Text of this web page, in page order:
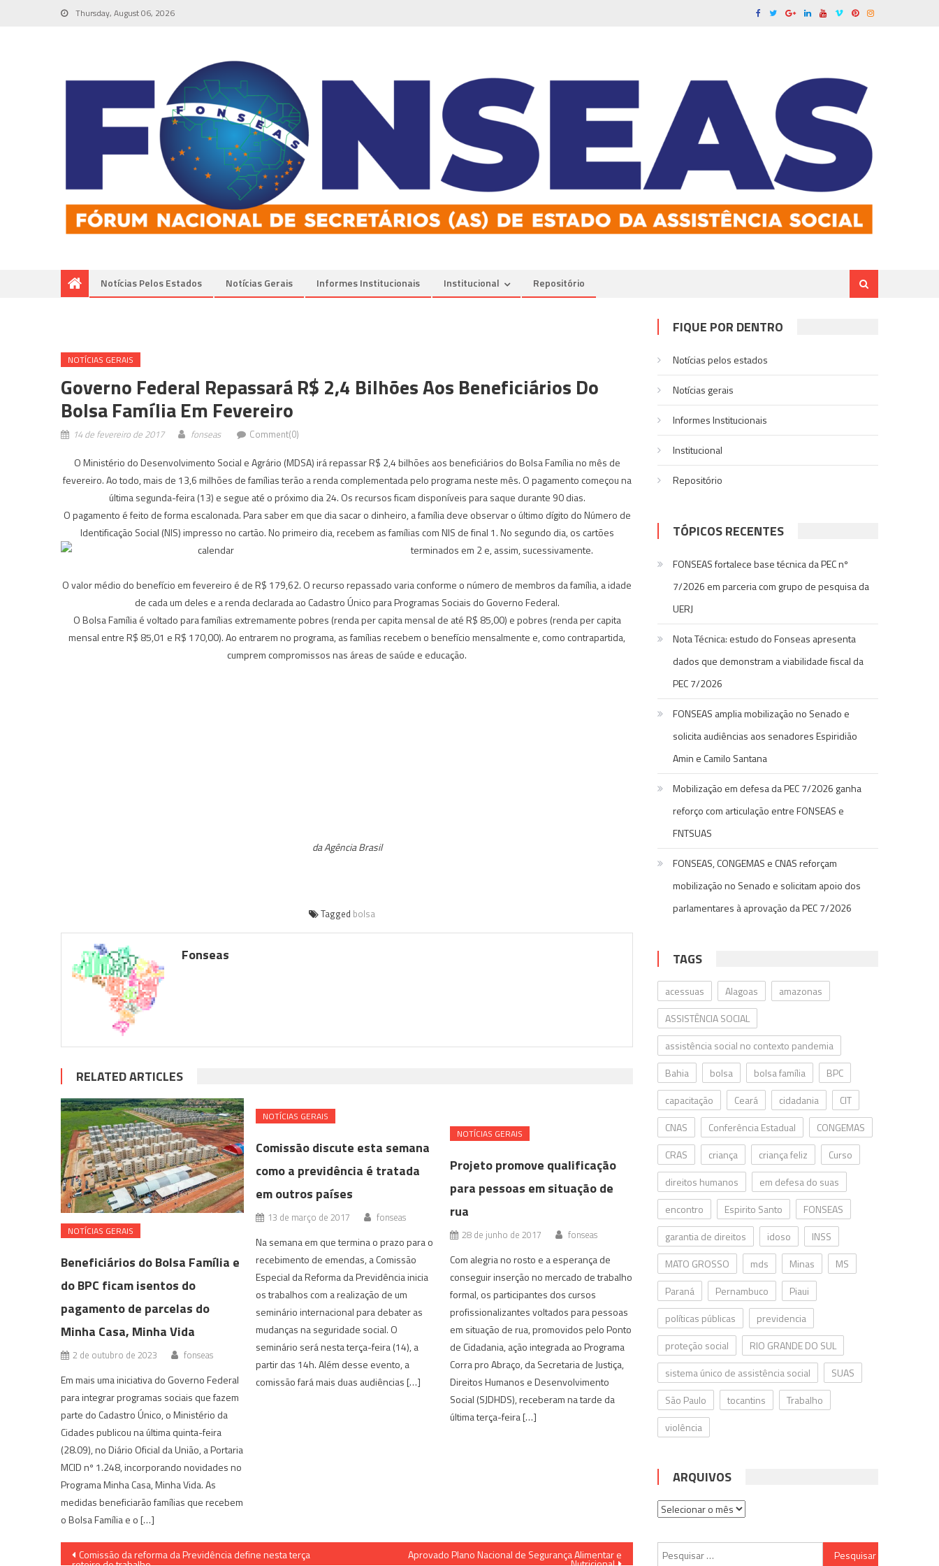
Thursday, August 06, 2026
Notícias Pelos Estados Notí­cias Gerais Informes Institucionais Institucional Repositório
NOTÍ­CIAS GERAIS
Governo Federal Repassará R$ 2,4 Bilhões Aos Beneficiários Do
Bolsa Família Em Fevereiro
14 de fevereiro de 2017 fonseas Comment(0)
O Ministério do Desenvolvimento Social e Agrário (MDSA) irá repassar R$ 2,4 bilhões aos beneficiários do Bolsa Família no mês de
fevereiro. Ao todo, mais de 13,6 milhões de famílias terão a renda complementada pelo programa neste mês. O pagamento começou na
última segunda-feira (13) e segue até o próximo dia 24. Os recursos ficam disponíveis para saque durante 90 dias.
O pagamento é feito de forma escalonada. Para saber em que dia sacar o dinheiro, a família deve observar o último dígito do Número de
Identificação Social (NIS) impresso no cartão. No primeiro dia, recebem as famílias com NIS de final 1. No segundo dia, os cartões
terminados em 2 e, assim, sucessivamente.
O valor médio do benefício em fevereiro é de R$ 179,62. O recurso repassado varia conforme o número de membros da família, a idade
de cada um deles e a renda declarada ao Cadastro Único para Programas Sociais do Governo Federal.
O Bolsa Família é voltado para famílias extremamente pobres (renda per capita mensal de até R$ 85,00) e pobres (renda per capita
mensal entre R$ 85,01 e R$ 170,00). Ao entrarem no programa, as famílias recebem o benefício mensalmente e, como contrapartida,
cumprem compromissos nas áreas de saúde e educação.
da Agência Brasil
Tagged bolsa
Fonseas
RELATED ARTICLES
NOTÍ­CIAS GERAIS
Beneficiários do Bolsa Família e
do BPC ficam isentos do
pagamento de parcelas do
Minha Casa, Minha Vida
2 de outubro de 2023 fonseas
Em mais uma iniciativa do Governo Federal
para integrar programas sociais que fazem
parte do Cadastro Único, o Ministério da
Cidades publicou na última quinta-feira
(28.09), no Diário Oficial da União, a Portaria
MCID nº 1.248, incorporando novidades no
Programa Minha Casa, Minha Vida. As
medidas beneficiarão famílias que recebem
o Bolsa Família e o […]
NOTÍ­CIAS GERAIS
Comissão discute esta semana
como a previdência é tratada
em outros países
13 de março de 2017 fonseas
Na semana em que termina o prazo para o
recebimento de emendas, a Comissão
Especial da Reforma da Previdência inicia
os trabalhos com a realização de um
seminário internacional para debater as
mudanças na seguridade social. O
seminário será nesta terça-feira (14), a
partir das 14h. Além desse evento, a
comissão fará mais duas audiências […]
NOTÍ­CIAS GERAIS
Projeto promove qualificação
para pessoas em situação de
rua
28 de junho de 2017 fonseas
Com alegria no rosto e a esperança de
conseguir inserção no mercado de trabalho
formal, os participantes dos cursos
profissionalizantes voltados para pessoas
em situação de rua, promovidos pelo Ponto
de Cidadania, ação integrada ao Programa
Corra pro Abraço, da Secretaria de Justiça,
Direitos Humanos e Desenvolvimento
Social (SJDHDS), receberam na tarde da
última terça-feira […]
Navegação
Comissão da reforma da Previdência define nesta terça Aprovado Plano Nacional de Segurança Alimentar e
FIQUE POR DENTRO
Notícias pelos estados
Notí­cias gerais
Informes Institucionais
Institucional
Repositório
TÓPICOS RECENTES
FONSEAS fortalece base técnica da PEC nº
7/2026 em parceria com grupo de pesquisa da
UERJ
Nota Técnica: estudo do Fonseas apresenta
dados que demonstram a viabilidade fiscal da
PEC 7/2026
FONSEAS amplia mobilização no Senado e
solicita audiências aos senadores Espiridião
Amin e Camilo Santana
Mobilização em defesa da PEC 7/2026 ganha
reforço com articulação entre FONSEAS e
FNTSUAS
FONSEAS, CONGEMAS e CNAS reforçam
mobilização no Senado e solicitam apoio dos
parlamentares à aprovação da PEC 7/2026
TAGS
acessuas Alagoas
amazonas
ASSISTÊNCIA SOCIAL
assistência social no contexto pandemia
Bahia
bolsa bolsa família
BPC
capacitação
Ceará cidadania
CIT
CNAS
Conferência Estadual
CONGEMAS
CRAS
criança criança feliz
Curso
direitos humanos
em defesa do suas
encontro
Espirito Santo
FONSEAS
garantia de direitos
idoso
INSS
MATO GROSSO
mds Minas
MS
Paraná
Pernambuco
Piaui
políticas públicas
previdencia
proteção social
RIO GRANDE DO SUL
sistema único de assistência social
SUAS
São Paulo
tocantins
Trabalho
violência
ARQUIVOS
Arquivos
Pesquisar